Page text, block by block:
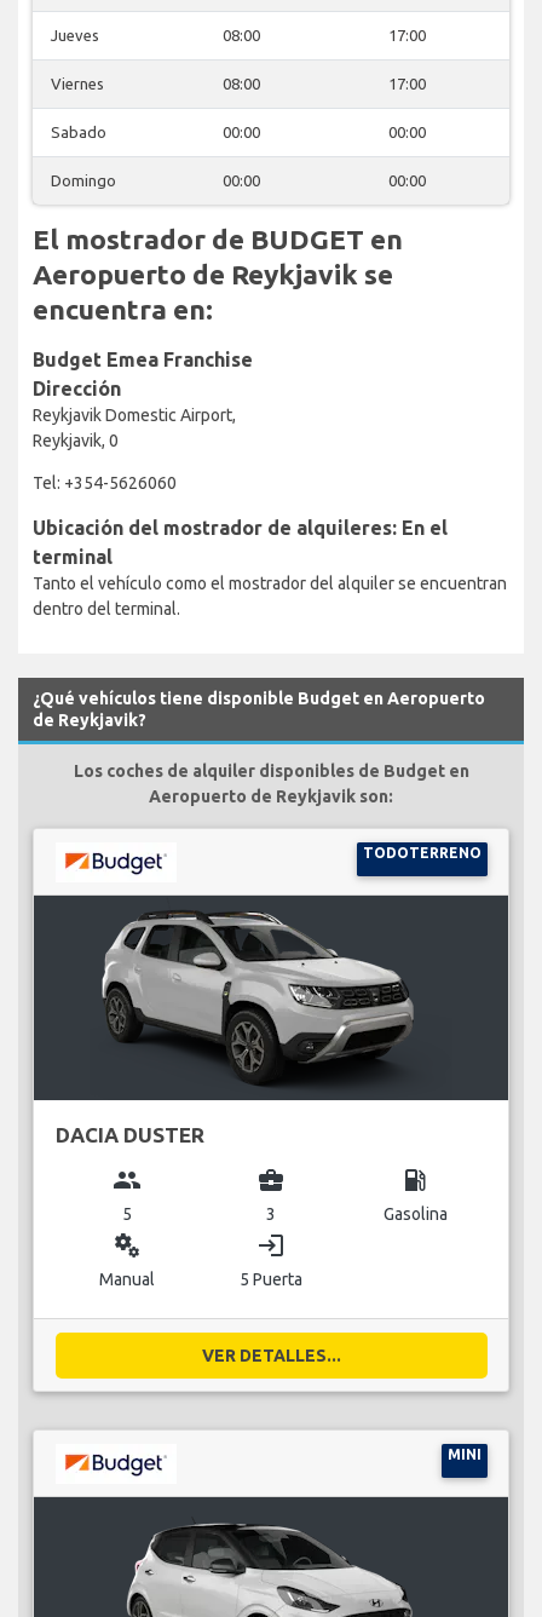
Jueves 08:00 17:00
Viernes 08:00 17:00
Sabado 00:00 00:00
Domingo 00:00 00:00
El mostrador de BUDGET en
Aeropuerto de Reykjavik se
encuentra en:
Budget Emea Franchise
Dirección
Reykjavik Domestic Airport,
Reykjavik, 0
Tel: +354-5626060
Ubicación del mostrador de alquileres: En el
terminal
Tanto el vehículo como el mostrador del alquiler se encuentran
dentro del terminal.
¿Qué vehículos tiene disponible Budget en Aeropuerto
de Reykjavik?
Los coches de alquiler disponibles de Budget en
Aeropuerto de Reykjavik son:
TODOTERRENO
DACIA DUSTER
group
5
business_center
3
local_gas_station
Gasolina
miscellaneous_services
Manual
login
5 Puerta
VER DETALLES...
MINI